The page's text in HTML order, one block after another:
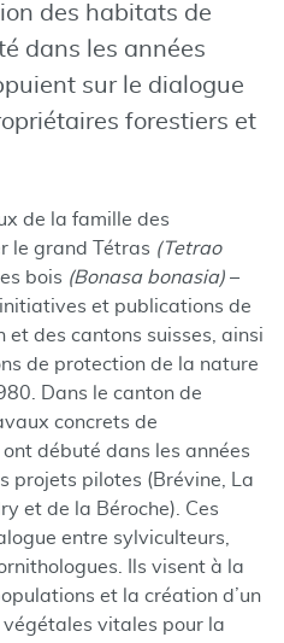
des habitats de
dans les années
sur le dialogue
forestiers et
de la famille des
le grand Tétras (Tetrao
bois (Bonasa bonasia) –
et publications de
des cantons suisses, ainsi
de protection de la nature
Dans le canton de
concrets de
débuté dans les années
projets pilotes (Brévine, La
et de la Béroche). Ces
entre sylviculteurs,
Ils visent à la
et la création d’un
vitales pour la